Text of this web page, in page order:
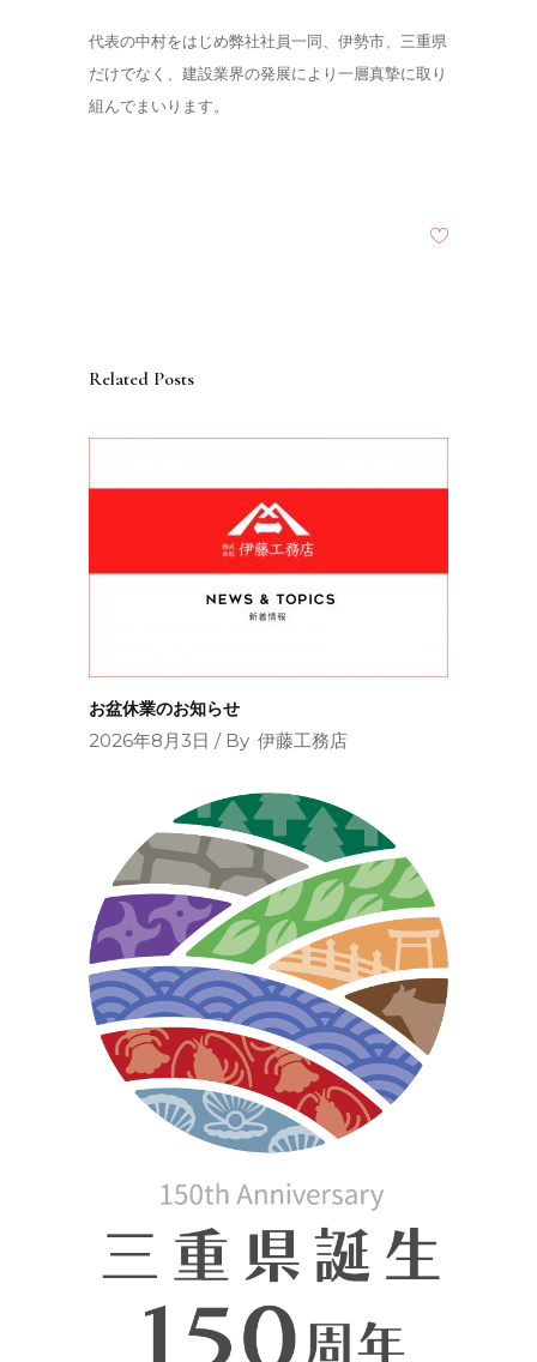
代表の中村をはじめ弊社社員一同、伊勢市、三重県
だけでなく、建設業界の発展により一層真摯に取り
組んでまいります。
Related Posts
お盆休業のお知らせ
2026年8月3日 By 伊藤工務店